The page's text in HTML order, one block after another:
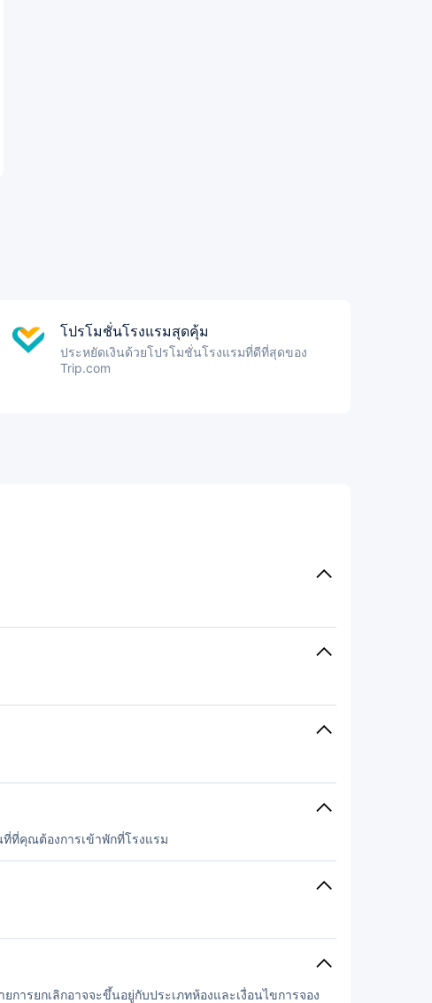
โปรโมชั่นโรงแรมสุดคุ้ม
ประหยัดเงินด้วยโปรโมชั่นโรงแรมที่ดีที่สุดของ
Trip.com
ที่คุณต้องการเข้าพักที่โรงแรม
ารยกเลิกอาจจะขึ้นอยู่กับประเภทห้องและเงื่อนไขการจอง